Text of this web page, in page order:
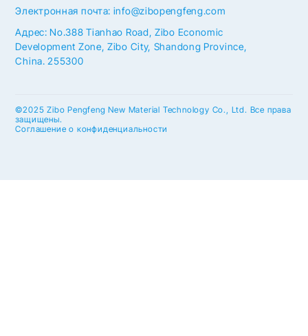
Электронная почта: info@zibopengfeng.com
Адрес: No.388 Tianhao Road, Zibo Economic
Development Zone, Zibo City, Shandong Province,
China. 255300
©2025 Zibo Pengfeng New Material Technology Co., Ltd. Все права
защищены.
Соглашение о конфиденциальности